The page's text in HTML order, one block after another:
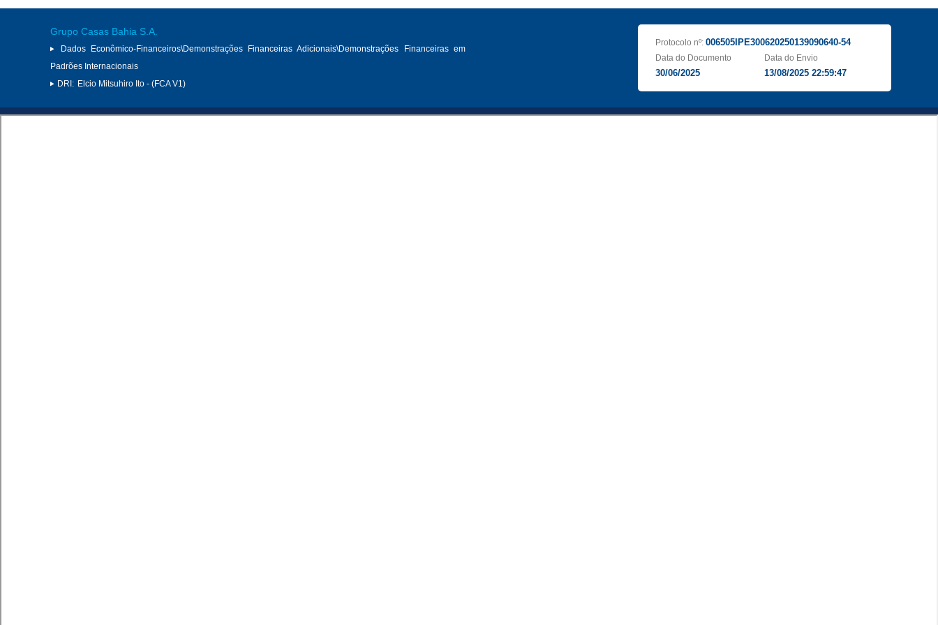
Grupo Casas Bahia S.A.
Dados Econômico-Financeiros\Demonstrações Financeiras Adicionais\Demonstrações Financeiras em
Padrões Internacionais
DRI: Elcio Mitsuhiro Ito - (FCA V1)
Protocolo nº: 006505IPE300620250139090640-54
Data do Documento
30/06/2025
Data do Envio
13/08/2025 22:59:47